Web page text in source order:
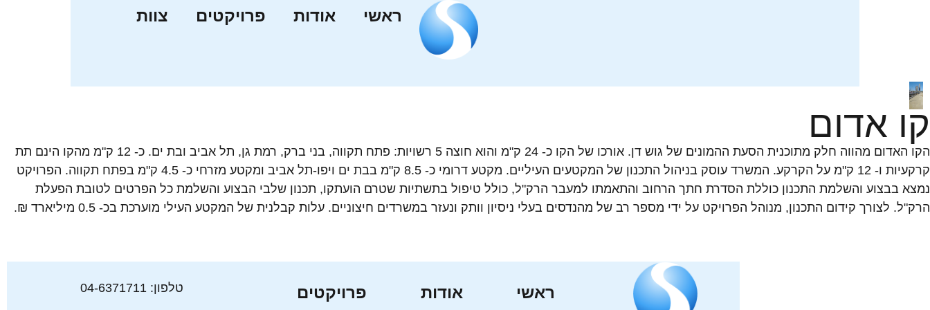
ראשי אודות פרויקטים צוות
קו אדום
הקו האדום מהווה חלק מתוכנית הסעת ההמונים של גוש דן. אורכו של הקו כ- 24 ק"מ והוא חוצה 5 רשויות: פתח תקווה, בני ברק, רמת גן, תל אביב ובת ים. כ- 12 ק"מ מהקו הינם תת
קרקעיות ו- 12 ק"מ על הקרקע. המשרד עוסק בניהול התכנון של המקטעים העיליים. מקטע דרומי כ- 8.5 ק"מ בבת ים ויפו-תל אביב ומקטע מזרחי כ- 4.5 ק"מ בפתח תקווה. הפרויקט
נמצא בבצוע והשלמת התכנון כוללת הסדרת חתך הרחוב והתאמתו למעבר הרק"ל, כולל טיפול בתשתיות שטרם הועתקו, תכנון שלבי הבצוע והשלמת כל הפרטים לטובת הפעלת
הרק"ל. לצורך קידום התכנון, מנוהל הפרויקט על ידי מספר רב של מהנדסים בעלי ניסיון וותק ונעזר במשרדים חיצוניים. עלות קבלנית של המקטע העילי מוערכת בכ- 0.5 מיליארד ₪.
טלפון: 04-6371711 ראשי אודות פרויקטים